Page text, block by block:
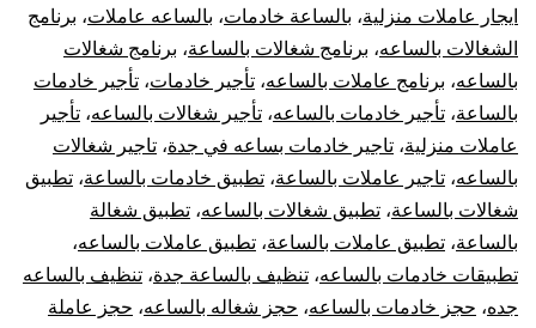
ايجار عاملات منزلية، بالساعة خادمات، بالساعه عاملات، برنامج
الشغالات بالساعه، برنامج شغالات بالساعة، برنامج شغالات
بالساعه، برنامج عاملات بالساعه، تأجير خادمات، تأجير خادمات
بالساعة، تأجير خادمات بالساعه، تأجير شغالات بالساعه، تأجير
عاملات منزلية، تاجير خادمات بساعه في جدة، تاجير شغالات
بالساعه، تاجير عاملات بالساعة، تطبيق خادمات بالساعة، تطبيق
شغالات بالساعة، تطبيق شغالات بالساعه، تطبيق شغالة
بالساعة، تطبيق عاملات بالساعة، تطبيق عاملات بالساعه،
تطبيقات خادمات بالساعه، تنظيف بالساعة جدة، تنظيف بالساعه
جده، حجز خادمات بالساعه، حجز شغاله بالساعه، حجز عاملة